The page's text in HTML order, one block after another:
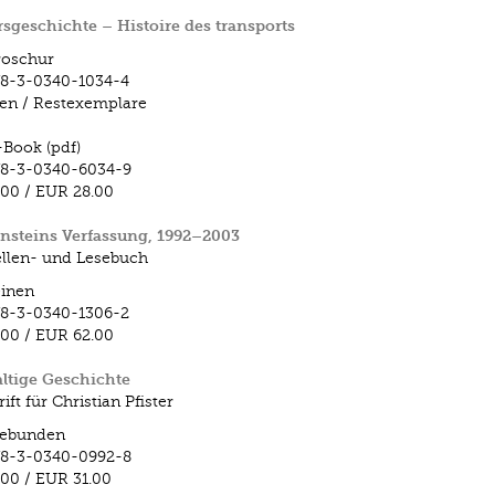
– Histoire des transports
3-0340-1034-4
/ Restexemplare
(pdf)
3-0340-6034-9
/ EUR 28.00
Verfassung, 1992–2003
und Lesebuch
3-0340-1306-2
/ EUR 62.00
Geschichte
für Christian Pfister
3-0340-0992-8
/ EUR 31.00